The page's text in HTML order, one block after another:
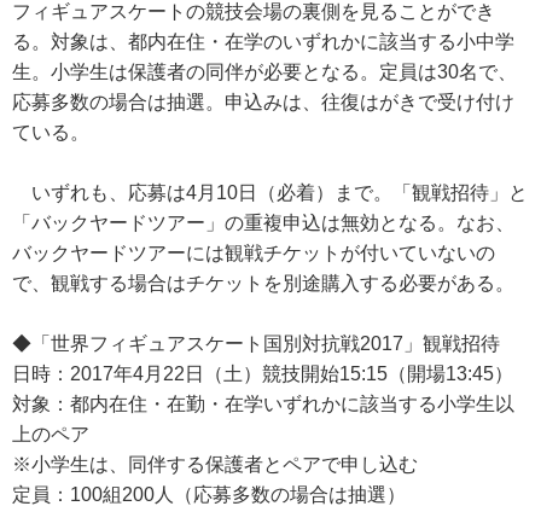
フィギュアスケートの競技会場の裏側を見ることができ
る。対象は、都内在住・在学のいずれかに該当する小中学
生。小学生は保護者の同伴が必要となる。定員は30名で、
応募多数の場合は抽選。申込みは、往復はがきで受け付け
ている。
いずれも、応募は4月10日（必着）まで。「観戦招待」と
「バックヤードツアー」の重複申込は無効となる。なお、
バックヤードツアーには観戦チケットが付いていないの
で、観戦する場合はチケットを別途購入する必要がある。
◆「世界フィギュアスケート国別対抗戦2017」観戦招待
日時：2017年4月22日（土）競技開始15:15（開場13:45）
対象：都内在住・在勤・在学いずれかに該当する小学生以
上のペア
※小学生は、同伴する保護者とペアで申し込む
定員：100組200人（応募多数の場合は抽選）